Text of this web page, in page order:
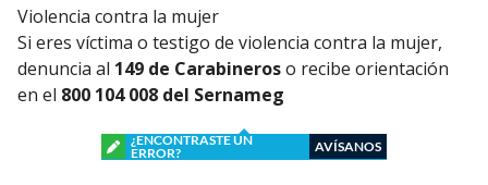
Violencia contra la mujer
Si eres víctima o testigo de violencia contra la mujer,
denuncia al 149 de Carabineroso recibe orientación
en el 800 104 008 del Sernameg
¿ENCONTRASTE UN
ERROR?
AVÍSANOS